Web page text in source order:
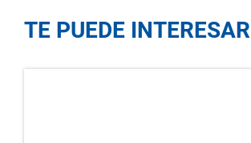
TE PUEDE INTERESAR